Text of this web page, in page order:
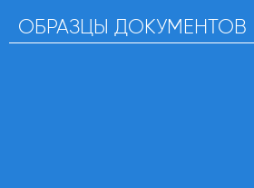
ОБРАЗЦЫ ДОКУМЕНТОВ